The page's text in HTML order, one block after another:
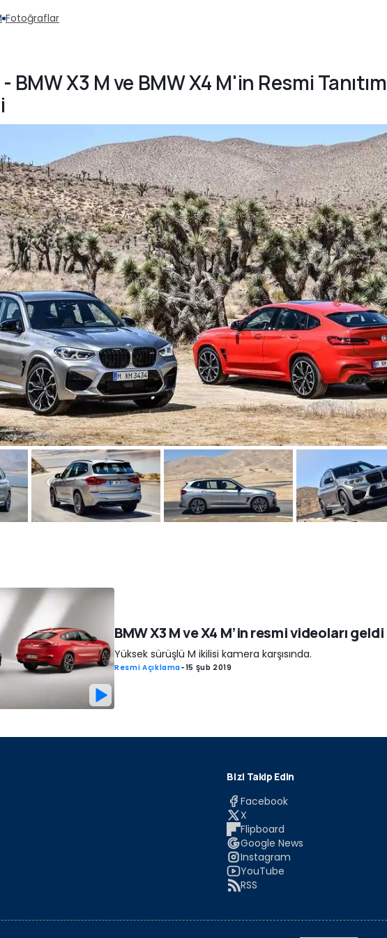
Fotoğraflar
BMW X3 M ve BMW X4 M'in Resmi Tanıtım
BMW X3 M ve X4 M’in resmi videoları geldi
Yüksek sürüşlü M ikilisi kamera karşısında.
Resmi Açıklama-15 Şub 2019
Bizi Takip Edin
Facebook
X
Flipboard
Google News
Instagram
YouTube
RSS